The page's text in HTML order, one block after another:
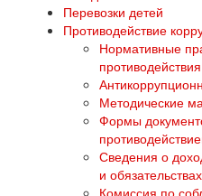
Перевозки детей
Противодействие
Нормативные
Методические
Формы
Сведения о
и
Комиссия по